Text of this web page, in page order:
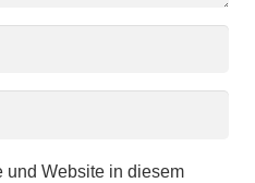
und Website in diesem